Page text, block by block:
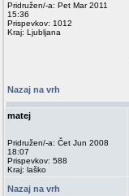
Pridružen/-a: Pet Mar 2011
15:36
Prispevkov: 1012
Kraj: Ljubljana
Nazaj na vrh
matej
Pridružen/-a: Čet Jun 2008
18:07
Prispevkov: 588
Kraj: laško
Nazaj na vrh